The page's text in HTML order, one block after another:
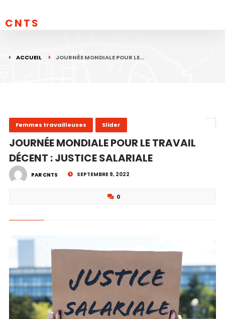
CNTS
ACCUEIL JOURNÉE MONDIALE POUR LE…
Femmes travailleuses Slider
JOURNÉE MONDIALE POUR LE TRAVAIL
DÉCENT : JUSTICE SALARIALE
PAR CNTS SEPTEMBRE 9, 2022
0